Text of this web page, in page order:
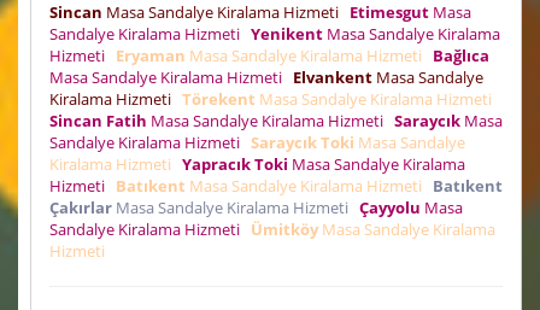
Sincan Masa Sandalye Kiralama Hizmeti Etimesgut Masa
Sandalye Kiralama Hizmeti Yenikent Masa Sandalye Kiralama
Hizmeti Eryaman Masa Sandalye Kiralama Hizmeti
Bağlıca
Masa Sandalye Kiralama Hizmeti Elvankent Masa Sandalye
Kiralama Hizmeti Törekent Masa Sandalye Kiralama Hizmeti
Sincan Fatih Masa Sandalye Kiralama Hizmeti Saraycık Masa
Sandalye Kiralama Hizmeti Saraycık Toki Masa Sandalye
Kiralama Hizmeti Yapracık Toki Masa Sandalye Kiralama
Hizmeti Batıkent Masa Sandalye Kiralama Hizmeti
Batıkent
Çakırlar Masa Sandalye Kiralama Hizmeti Çayyolu Masa
Sandalye Kiralama Hizmeti Ümitköy Masa Sandalye Kiralama
Hizmeti